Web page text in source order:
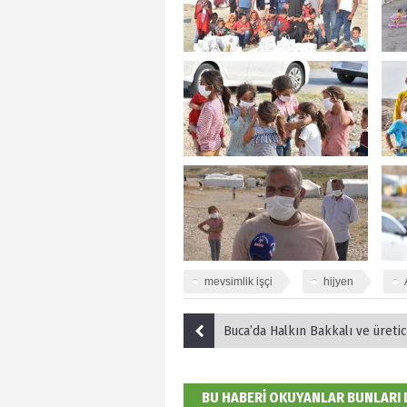
mevsimlik işçi hijyen
Buca’da Halkın Bakkalı ve üretici
BU HABERİ OKUYANLAR BUNLARI